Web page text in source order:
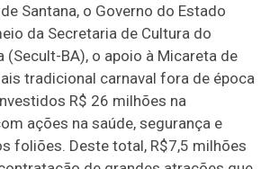
Santana, o Governo do Estado
da Secretaria de Cultura do
(Secult-BA), o apoio à Micareta de
tradicional carnaval fora de época
R$ 26 milhões na
ações na saúde, segurança e
foliões. Deste total, R$7,5 milhões